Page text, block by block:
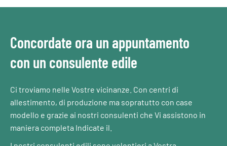
Concordate ora un appuntamento
con un consulente edile
Ci troviamo nelle Vostre vicinanze. Con centri di
allestimento, di produzione ma sopratutto con case
modello e grazie ai nostri consulenti che Vi assistono in
maniera completa Indicate il.